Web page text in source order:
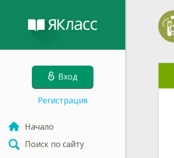
Вход
Регистрация
Начало
Поиск по сайту